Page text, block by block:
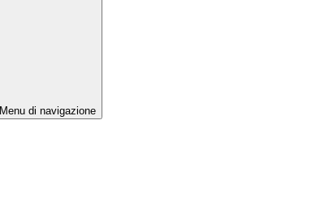
Menu di navigazione